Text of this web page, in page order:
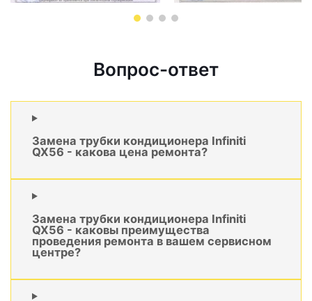
Вопрос-ответ
Замена трубки кондиционера Infiniti
QX56 - какова цена ремонта?
Замена трубки кондиционера Infiniti
QX56 - каковы преимущества
проведения ремонта в вашем сервисном
центре?